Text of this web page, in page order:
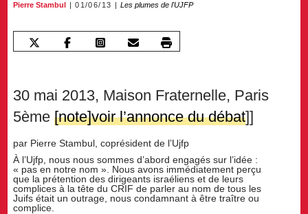
Pierre Stambul 01/06/13 Les plumes de l'UJFP
30 mai 2013, Maison Fraternelle, Paris
5ème[note]voir l’annonce du débat]]
par Pierre Stambul, coprésident de l’Ujfp
À l’Ujfp, nous nous sommes d’abord engagés sur l’idée :
« pas en notre nom ». Nous avons immédiatement perçu
que la prétention des dirigeants israéliens et de leurs
complices à la tête du CRIF de parler au nom de tous les
Juifs était un outrage, nous condamnant à être traître ou
complice.